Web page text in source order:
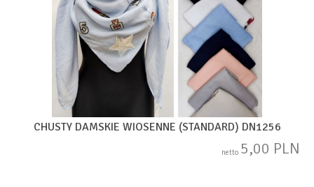
CHUSTY DAMSKIE WIOSENNE (STANDARD) DN1256
netto 5,00 PLN